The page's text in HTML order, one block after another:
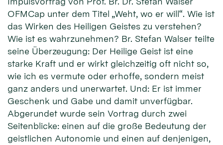
OFMCap unter dem Titel „Weht, wo er will“. Wie ist
das Wirken des Heiligen Geistes zu verstehen?
Wie ist es wahrzunehmen? Br. Stefan Walser teilte
seine Überzeugung: Der Heilige Geist ist eine
starke Kraft und er wirkt gleichzeitig oft nicht so,
wie ich es vermute oder erhoffe, sondern meist
ganz anders und unerwartet. Und: Er ist immer
Geschenk und Gabe und damit unverfügbar.
Abgerundet wurde sein Vortrag durch zwei
Seitenblicke: einen auf die große Bedeutung der
geistlichen Autonomie und einen auf denjenigen,